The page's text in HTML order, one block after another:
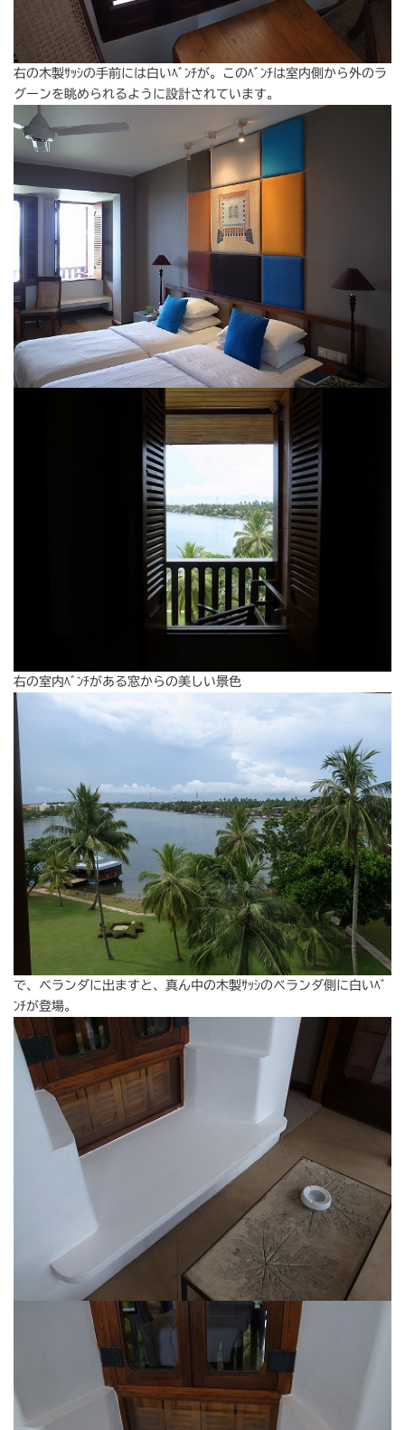
右の木製ｻｯｼの手前には白いﾍﾞﾝﾁが。このﾍﾞﾝﾁは室内側から外のラ
グーンを眺められるように設計されています。
右の室内ﾍﾞﾝﾁがある窓からの美しい景色
で、ベランダに出ますと、真ん中の木製ｻｯｼのベランダ側に白いﾍﾞ
ﾝﾁが登場。